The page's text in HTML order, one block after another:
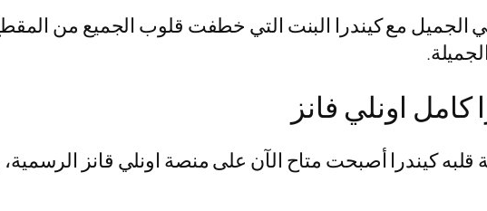
الجميل مع كيندرا البنت التي خطفت قلوب الجميع من
كامل اونلي فانز
كيندرا أصبحت متاح الآن على منصة اونلي قانز الرسمية، ومدته